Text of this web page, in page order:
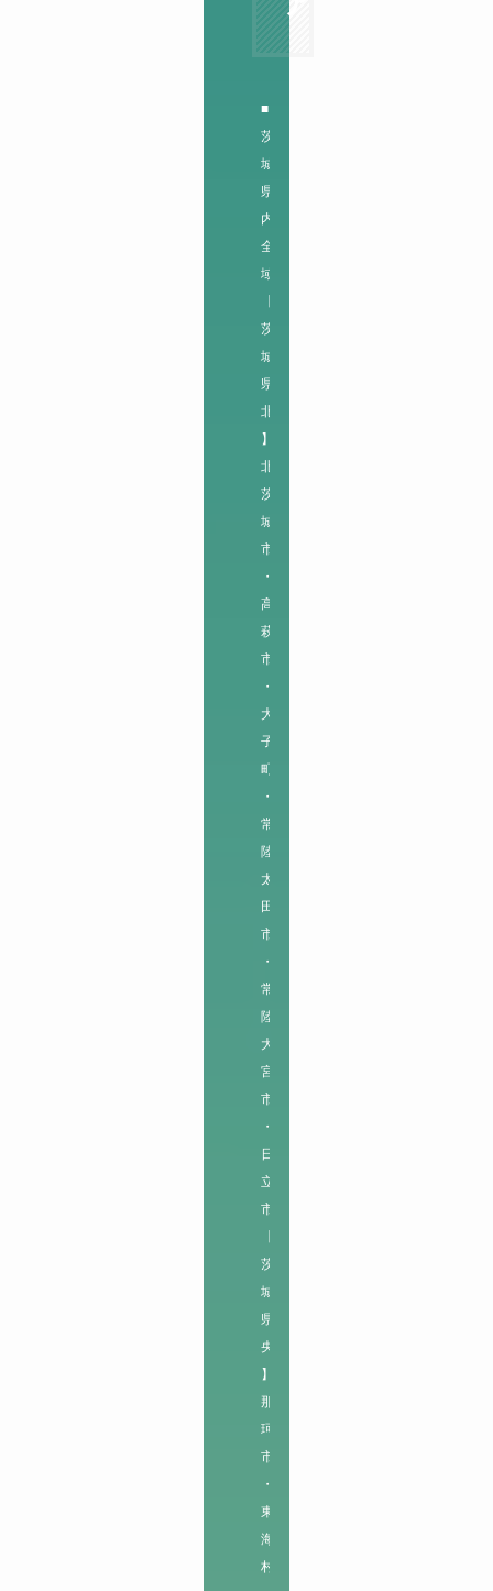
■
茨
城
県
内
全
域
茨
城
県
北
】
北
茨
城
市
・
高
萩
市
・
大
子
町
・
常
陸
太
田
市
・
常
陸
大
宮
市
・
日
立
市
茨
城
県
央
】
那
珂
市
・
東
海
村